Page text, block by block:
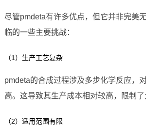
尽管pmdeta有许多优点，但它并非完美
临的一些主要挑战：
（1）生产工艺复杂
pmdeta的合成过程涉及多步化学反应，
高。这导致其生产成本相对较高，限制了
（2）适用范围有限